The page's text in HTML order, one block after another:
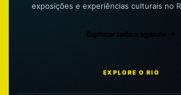
exposições e experiências culturais no
Explorar toda a agenda
EXPLORE O RIO